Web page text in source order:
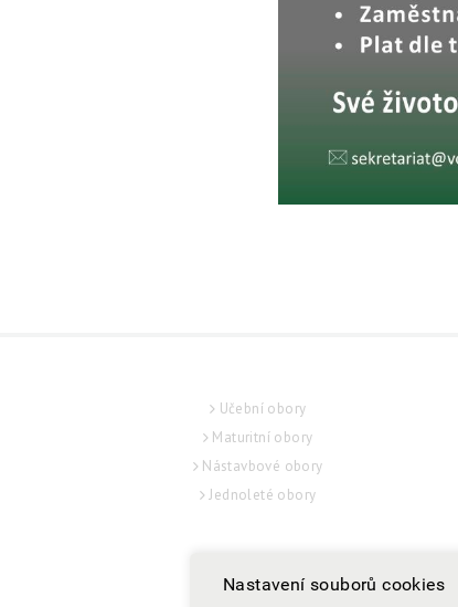
Učební obory
Maturitní obory
Nástavbové obory
Jednoleté obory
Nastavení souborů cookies